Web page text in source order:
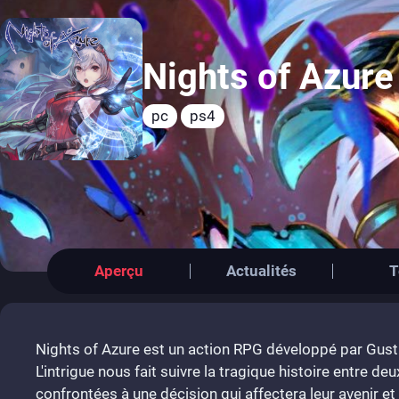
Nights of Azure
pc ps4
Aperçu Actualités
Nights of Azure est un action RPG développé par
L'intrigue nous fait suivre la tragique histoire entre
confrontées à une décision qui affectera leur avenir